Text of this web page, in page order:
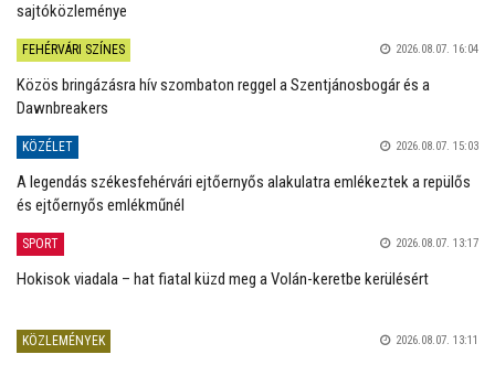
sajtóközleménye
FEHÉRVÁRI SZÍNES 2026.08.07. 16:04
Közös bringázásra hív szombaton reggel a Szentjánosbogár és a
Dawnbreakers
KÖZÉLET 2026.08.07. 15:03
A legendás székesfehérvári ejtőernyős alakulatra emlékeztek a repülős
és ejtőernyős emlékműnél
SPORT 2026.08.07. 13:17
Hokisok viadala – hat fiatal küzd meg a Volán-keretbe kerülésért
KÖZLEMÉNYEK 2026.08.07. 13:11